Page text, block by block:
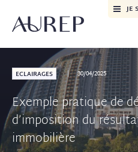
JE
ECLAIRAGES 30/04/2025
Exemple pratique de
d’imposition du
immobilière